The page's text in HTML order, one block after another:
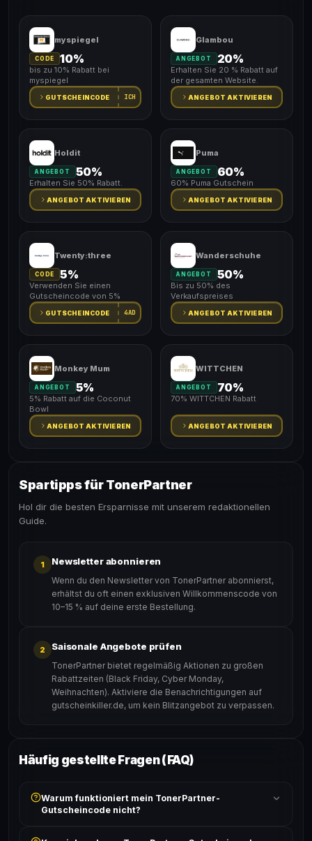
myspiegel
CODE 10%
bis zu 10% Rabatt bei
myspiegel
GUTSCHEINCODE ICH
Glambou
ANGEBOT 20%
Erhalten Sie 20 % Rabatt auf
der gesamten Website.
ANGEBOT AKTIVIEREN
Holdit
ANGEBOT 50%
Erhalten Sie 50% Rabatt.
ANGEBOT AKTIVIEREN
Puma
ANGEBOT 60%
60% Puma Gutschein
ANGEBOT AKTIVIEREN
Twenty:three
CODE 5%
Verwenden Sie einen
Gutscheincode von 5%
GUTSCHEINCODE 4AD
Wanderschuhe
ANGEBOT 50%
Bis zu 50% des
Verkaufspreises
ANGEBOT AKTIVIEREN
Monkey Mum
ANGEBOT 5%
5% Rabatt auf die Coconut
Bowl
ANGEBOT AKTIVIEREN
WITTCHEN
ANGEBOT 70%
70% WITTCHEN Rabatt
ANGEBOT AKTIVIEREN
Spartipps für TonerPartner
Hol dir die besten Ersparnisse mit unserem redaktionellen
Guide.
1 Newsletter abonnieren
Wenn du den Newsletter von TonerPartner abonnierst,
erhältst du oft einen exklusiven Willkommenscode von
10–15 % auf deine erste Bestellung.
2 Saisonale Angebote prüfen
TonerPartner bietet regelmäßig Aktionen zu großen
Rabattzeiten (Black Friday, Cyber Monday,
Weihnachten). Aktiviere die Benachrichtigungen auf
gutscheinkiller.de, um kein Blitzangebot zu verpassen.
Häufig gestellte Fragen (FAQ)
Warum funktioniert mein TonerPartner-
Gutscheincode nicht?